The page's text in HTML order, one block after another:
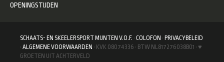
OPENINGSTIJDEN
SCHAATS- EN SKEELERSPORT MIJNTEN V.O.F. · COLOFON · PRIVACYBELEID
· ALGEMENE VOORWAARDEN · KVK 08074336 · BTW NL817276038B01 · ♥
GROETEN UIT ACHTERVELD